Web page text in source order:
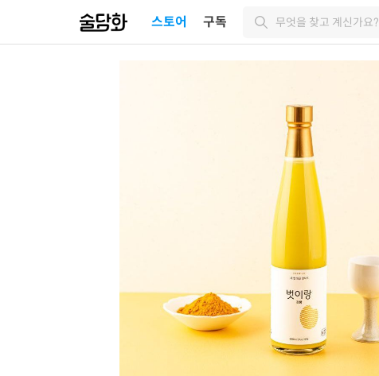
스토어 구독 무엇을 찾고 계신가요?